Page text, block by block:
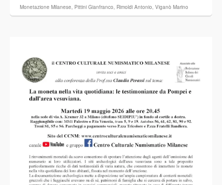
Monetazione Milanese Pittini Gianfranco Rimoldi Antonio Viganò Marino